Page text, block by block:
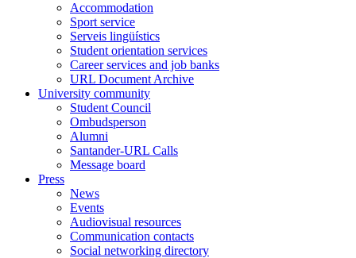
Accommodation
Sport service
Serveis lingüístics
Student orientation services
Career services and job banks
URL Document Archive
University community
Student Council
Ombudsperson
Alumni
Santander-URL Calls
Message board
Press
News
Events
Audiovisual resources
Communication contacts
Social networking directory